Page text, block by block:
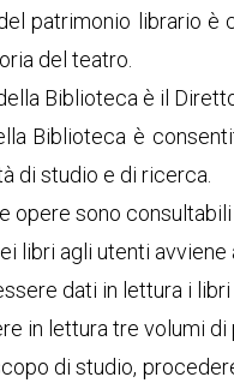
patrimonio librario è
del teatro.
Biblioteca è il
Biblioteca è
di studio e di ricerca.
opere sono
libri agli utenti
dati in lettura i
in lettura tre volumi
di studio,